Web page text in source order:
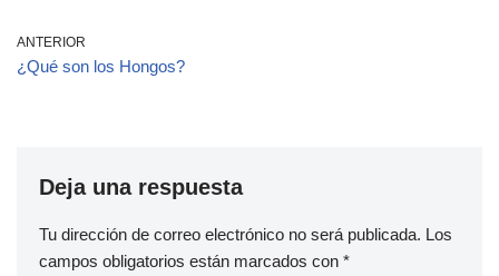
ANTERIOR
¿Qué son los Hongos?
Deja una respuesta
Tu dirección de correo electrónico no será publicada. Los
campos obligatorios están marcados con *